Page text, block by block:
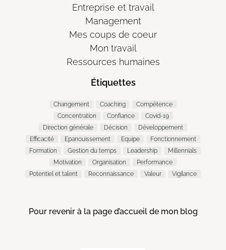
Entreprise et travail
Management
Mes coups de coeur
Mon travail
Ressources humaines
Étiquettes
Changement Coaching
Compétence
Concentration
Confiance
Covid-19
Direction générale
Décision
Développement
Efficacité
Epanouissement Equipe
Fonctionnement
Formation
Gestion du temps Leadership
Millennials
Motivation
Organisation
Performance
Potentiel et talent
Reconnaissance Valeur Vigilance
Pour revenir à la page d’accueil de mon blog